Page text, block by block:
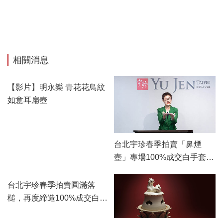
相關消息
台北宇珍春季拍賣「鼻煙
壺」專場100%成交白手套，